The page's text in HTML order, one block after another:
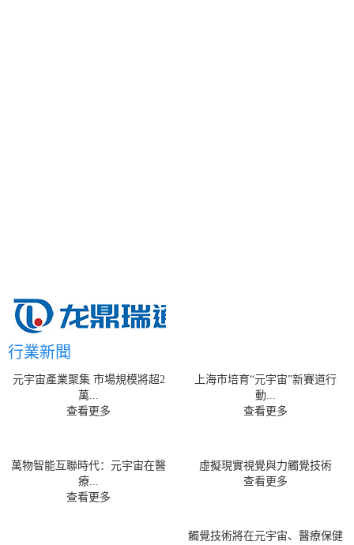
行業新聞
元宇宙產業聚集 市場規模將超2
萬...
查看更多
上海市培育“元宇宙”新賽道行
動...
查看更多
萬物智能互聯時代：元宇宙在醫
療...
查看更多
虛擬現實視覺與力觸覺技術
查看更多
觸覺技術將在元宇宙、醫療保健